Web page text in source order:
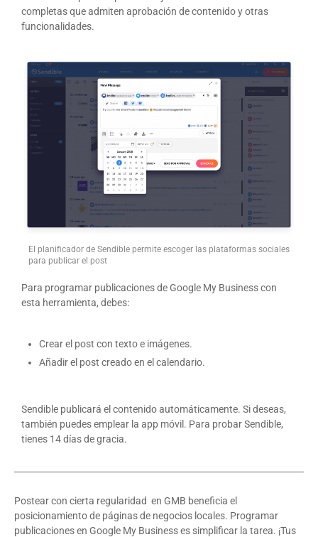
completas que admiten aprobación de contenido y otras
funcionalidades.
El planificador de Sendible permite escoger las plataformas sociales
para publicar el post
Para programar publicaciones de Google My Business con
esta herramienta, debes:
Crear el post con texto e imágenes.
Añadir el post creado en el calendario.
Sendible publicará el contenido automáticamente. Si deseas,
también puedes emplear la app móvil. Para probar Sendible,
tienes 14 días de gracia.
Postear con cierta regularidad en GMB beneficia el
posicionamiento de páginas de negocios locales. Programar
publicaciones en Google My Business es simplificar la tarea. ¡Tus